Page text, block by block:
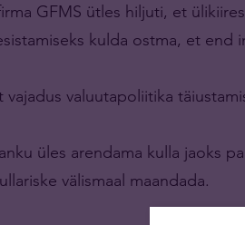
GFMS ütles hiljuti, et
kulda ostma, et end
vajadus valuutapoliitika
üles arendama kulla jaoks
välismaal maandada.